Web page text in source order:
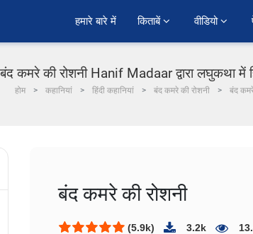
हमारे बारे में किताबें वीडियो
बंद कमरे की रोशनी Hanif Madaar द्वारा लघुकथा में
होम कहानियां हिंदी कहानियां बंद कमरे की रोशनी बंद
बंद कमरे की रोशनी
(5.9k) 3.2k